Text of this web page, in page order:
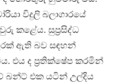
විදුලි බලාගාරයේ
කළේය. සුප්‍රසිද්ධ
ඇති බව සඳහන්
එය ද ප්‍රතික්ෂේප කරමින්
බන්ට් එක යටින් උල්දිය